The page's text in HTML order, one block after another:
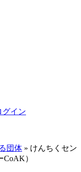
グイン
団体 » けんちくセン
）